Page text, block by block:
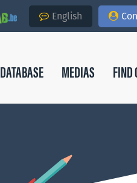
English
DATABASE MEDIAS FIND